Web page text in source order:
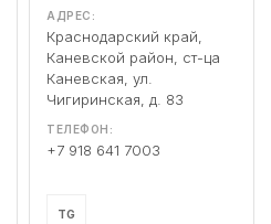
АДРЕС:
Краснодарский край,
Каневской район, ст-ца
Каневская, ул.
Чигиринская, д. 83
ТЕЛЕФОН:
+7 918 641 7003
TG